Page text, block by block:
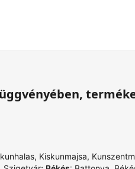
, Kiskunmajsa,